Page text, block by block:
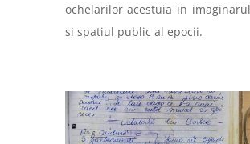
ochelarilor acestuia in
si spatiul public al epocii.